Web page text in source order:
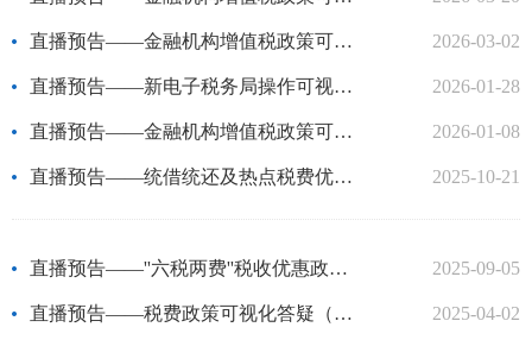
2026-03-02
直播预告——金融机构增值税政策可视化答疑（盖州分局）
2026-01-28
直播预告——新电子税务局操作可视化答疑（大石桥局）
2026-01-08
直播预告——金融机构增值税政策可视化答疑（西市分局）
2025-10-21
直播预告——统借统还及热点税费优惠政策可视化答疑（大石桥局）
2025-09-05
直播预告——''六税两费''税收优惠政策可视化答疑（老边区局）
2025-04-02
直播预告——税费政策可视化答疑（大石桥局）